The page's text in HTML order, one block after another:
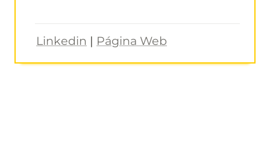
Linkedin | Página Web